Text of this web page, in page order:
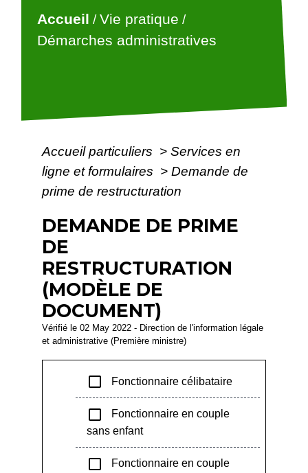
Accueil /Vie pratique /
Démarches administratives
Accueil particuliers > Services en
ligne et formulaires > Demande de
prime de restructuration
DEMANDE DE PRIME
DE
RESTRUCTURATION
(MODÈLE DE
DOCUMENT)
Vérifié le 02 May 2022 - Direction de l'information légale
et administrative (Première ministre)
check_box_outline_blank Fonctionnaire célibataire
check_box_outline_blank
Fonctionnaire en couple
sans enfant
check_box_outline_blank
Fonctionnaire en couple